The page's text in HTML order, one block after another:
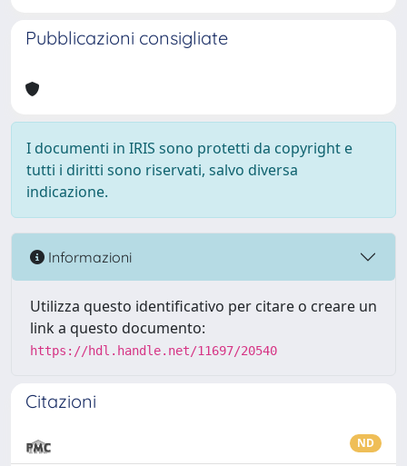
Pubblicazioni consigliate
I documenti in IRIS sono protetti da copyright e
tutti i diritti sono riservati, salvo diversa
indicazione.
Informazioni
Utilizza questo identificativo per citare o creare un
link a questo documento:
https://hdl.handle.net/11697/20540
Citazioni
ND